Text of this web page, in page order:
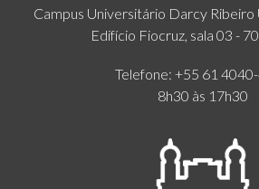
Campus Universitário Darcy Ribeiro
Edifício Fiocruz, sala 03 -
Telefone: +55 61
8h30 às 17h30